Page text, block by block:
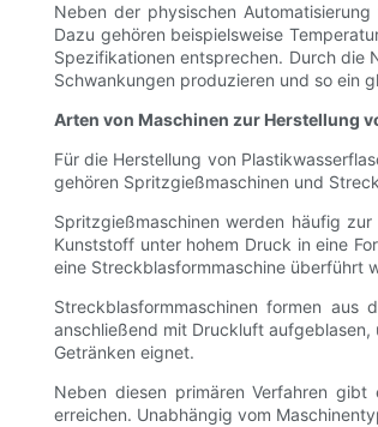
Neben der physischen
Dazu gehören beispielsweise
Spezifikationen entsprechen. Durch die
Schwankungen produzieren und so ein
Arten von Maschinen zur Herstellung
Für die Herstellung von
gehören Spritzgießmaschinen und
Spritzgießmaschinen werden häufig
Kunststoff unter hohem Druck in eine
eine Streckblasformmaschine überführt
Streckblasformmaschinen formen
anschließend mit Druckluft aufgeblasen,
Getränken eignet.
Neben diesen primären Verfahren
erreichen. Unabhängig vom